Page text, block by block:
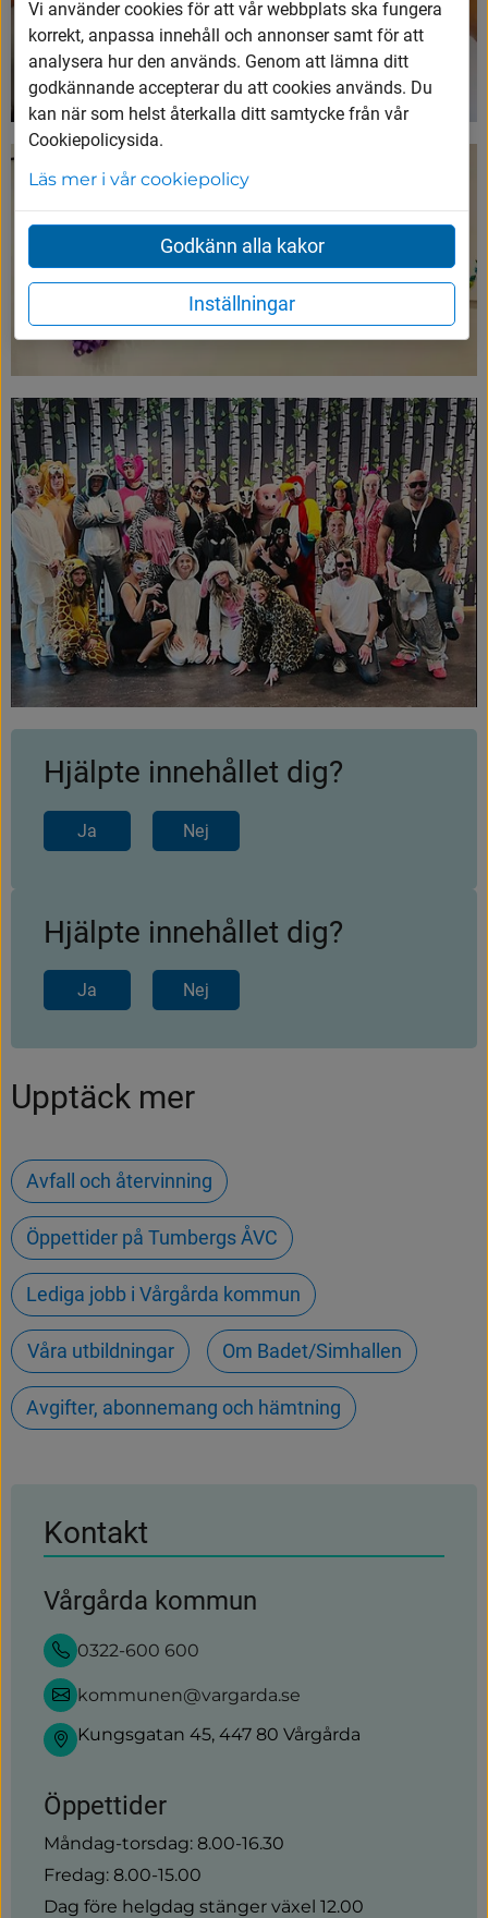
Hjälpte innehållet dig?
Ja Nej
Hjälpte innehållet dig?
Ja Nej
Upptäck mer
Avfall och återvinning
Öppettider på Tumbergs ÅVC
Lediga jobb i Vårgårda kommun
Våra utbildningar Om Badet/Simhallen
Avgifter, abonnemang och hämtning
Kontakt
Vårgårda kommun
0322-600 600
kommunen@vargarda.se
Kungsgatan 45, 447 80 Vårgårda
Öppettider
Måndag-torsdag: 8.00-16.30
Fredag: 8.00-15.00
Dag före helgdag stänger växel 12.00
Vi använder cookies för att vår webbplats ska fungera
korrekt, anpassa innehåll och annonser samt för att
analysera hur den används. Genom att lämna ditt
godkännande accepterar du att cookies används. Du
kan när som helst återkalla ditt samtycke från vår
Cookiepolicysida.
Läs mer i vår cookiepolicy
Godkänn alla kakor
Inställningar